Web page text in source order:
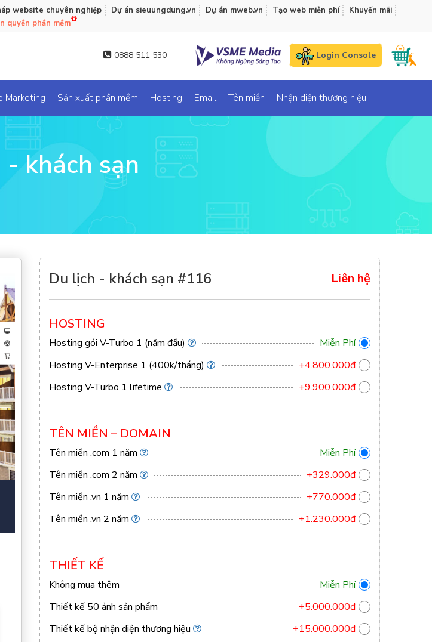
website chuyên nghiệp Dự án sieuungdung.vn Dự án mweb.vn Tạo web miễn phí
Khuyến mãi
quyền phần mềm
0888 511 530 Login Console
Marketing Sản xuất phần mềm Hosting Email Tên miền Nhận diện thương hiệu
khách sạn
Du lịch - khách sạn #116 Liên hệ
HOSTING
Hosting gói V-Turbo 1 (năm đầu)
Miễn Phí
Hosting V-Enterprise 1 (400k/tháng)
+4.800.000đ
Hosting V-Turbo 1 lifetime
+9.900.000đ
TÊN MIỀN – DOMAIN
Tên miền .com 1 năm
Miễn Phí
Tên miền .com 2 năm
+329.000đ
Tên miền .vn 1 năm
+770.000đ
Tên miền .vn 2 năm
+1.230.000đ
THIẾT KẾ
Không mua thêm
Miễn Phí
Thiết kế 50 ảnh sản phẩm
+5.000.000đ
Thiết kế bộ nhận diện thương hiệu
+15.000.000đ